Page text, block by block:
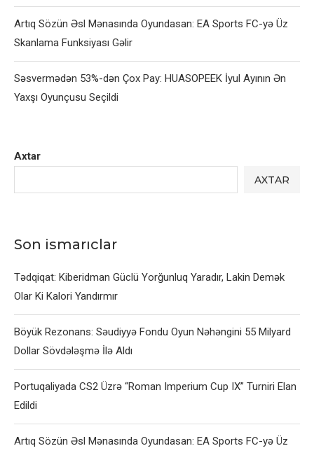
Axtar
AXTAR
Son ismarıclar
Tədqiqat: Kiberidman Güclü Yorğunluq Yaradır, Lakin Demək
Olar Ki Kalori Yandırmır
Böyük Rezonans: Səudiyyə Fondu Oyun Nəhəngini 55 Milyard
Dollar Sövdələşmə İlə Aldı
Portuqaliyada CS2 Üzrə “Roman Imperium Cup IX” Turniri Elan
Edildi
Artıq Sözün Əsl Mənasında Oyundasan: EA Sports FC-yə Üz
Artıq Sözün Əsl Mənasında Oyundasan: EA Sports FC-yə Üz
Skanlama Funksiyası Gəlir
Səsvermədən 53%-dən Çox Pay: HUASOPEEK İyul Ayının Ən
Yaxşı Oyunçusu Seçildi